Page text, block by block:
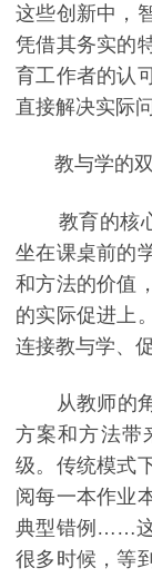
这些创新中，
凭借其务实的
育工作者的认
直接解决实际
教与学的双
教育的核心
坐在课桌前的
和方法的价值
的实际促进上
连接教与学、
从教师的角
方案和方法带
级。传统模式
阅每一本作业
典型错例……这
很多时候，等